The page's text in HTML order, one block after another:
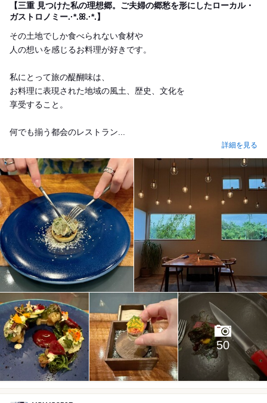
【三重 見つけた私の理想郷。ご夫婦の郷愁を形にしたローカル・
ガストロノミー.·*.ꕤ.·*.】
その土地でしか食べられない食材や
人の想いを感じるお料理が好きです。
私にとって旅の醍醐味は、
お料理に表現された地域の風土、歴史、文化を
享受すること。
何でも揃う都会のレストラン...
詳細を見る
50